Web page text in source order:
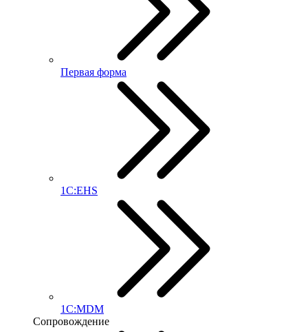
Первая форма
1С:EHS
1С:MDM
Сопровождение